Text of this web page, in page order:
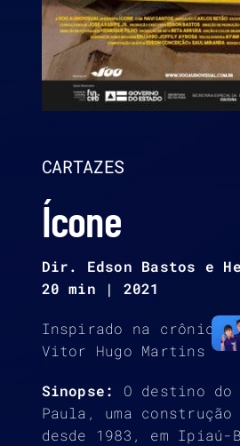
CARTAZES
Ícone
Dir. Edson Bastos e
20 min | 2021
Inspirado na crônica
Vitor Hugo Martins
Sinopse:
O destino do
Paula, uma
desde 1983, em Ipiaú-